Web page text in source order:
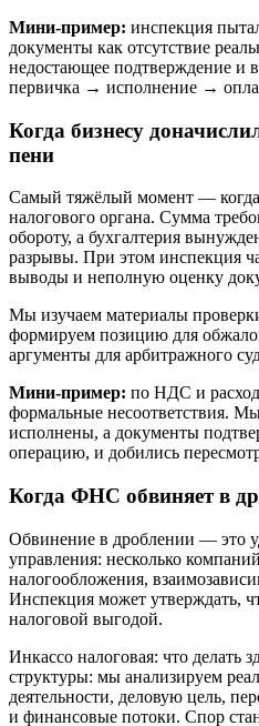
Мини-пример: инспекция
документы как отсутствие
недостающее подтверждение и
первичка → исполнение →
Когда бизнесу
пени
Самый тяжёлый момент —
налогового органа. Сумма
обороту, а бухгалтерия
разрывы. При этом инспекция
выводы и неполную оценку
Мы изучаем материалы
формируем позицию для
аргументы для арбитражного
Мини-пример: по НДС и
формальные несоответствия. Мы
исполнены, а документы
операцию, и добились
Когда ФНС обвиняет в
Обвинение в дроблении — это
управления: несколько
налогообложения,
Инспекция может утверждать,
налоговой выгодой.
Инкассо налоговая: что делать
структуры: мы анализируем
деятельности, деловую цель,
и финансовые потоки. Спор